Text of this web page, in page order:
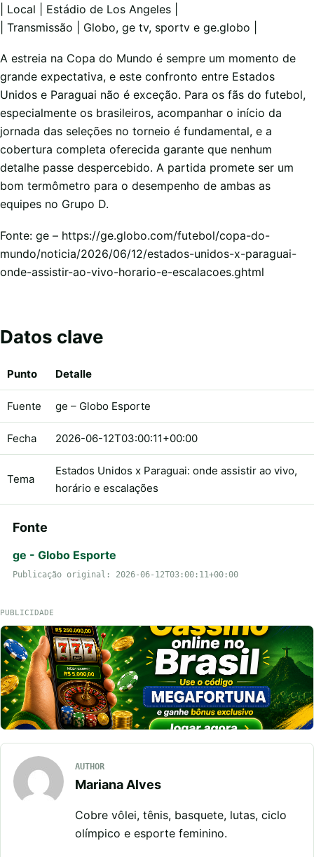
| Local | Estádio de Los Angeles |
| Transmissão | Globo, ge tv, sportv e ge.globo |
A estreia na Copa do Mundo é sempre um momento de
grande expectativa, e este confronto entre Estados
Unidos e Paraguai não é exceção. Para os fãs do futebol,
especialmente os brasileiros, acompanhar o início da
jornada das seleções no torneio é fundamental, e a
cobertura completa oferecida garante que nenhum
detalhe passe despercebido. A partida promete ser um
bom termômetro para o desempenho de ambas as
equipes no Grupo D.
Fonte: ge – https://ge.globo.com/futebol/copa-do-
mundo/noticia/2026/06/12/estados-unidos-x-paraguai-
onde-assistir-ao-vivo-horario-e-escalacoes.ghtml
Datos clave
Punto Detalle
Fuente ge – Globo Esporte
Fecha 2026-06-12T03:00:11+00:00
Tema
Estados Unidos x Paraguai: onde assistir ao vivo,
horário e escalações
Fonte
ge - Globo Esporte
Publicação original: 2026-06-12T03:00:11+00:00
PUBLICIDADE
AUTHOR
Mariana Alves
Cobre vôlei, tênis, basquete, lutas, ciclo
olímpico e esporte feminino.